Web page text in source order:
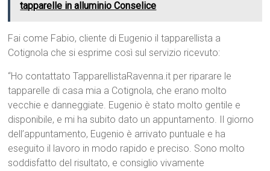
tapparelle in alluminio Conselice
Fai come Fabio, cliente di Eugenio il tapparellista a
Cotignola che si esprime così sul servizio ricevuto:
“Ho contattato TapparellistaRavenna.it per riparare le
tapparelle di casa mia a Cotignola, che erano molto
vecchie e danneggiate. Eugenio è stato molto gentile e
disponibile, e mi ha subito dato un appuntamento. Il giorno
dell’appuntamento, Eugenio è arrivato puntuale e ha
eseguito il lavoro in modo rapido e preciso. Sono molto
soddisfatto del risultato, e consiglio vivamente